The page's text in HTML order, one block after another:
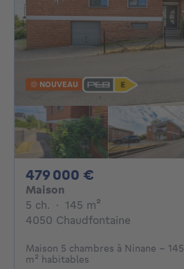
NOUVEAU
479 000 €
Maison
5 ch. 5 chambres
· 145 m²
4050 Chaudfontaine
Maison 5 chambres à Ninane - 145
m² habitables